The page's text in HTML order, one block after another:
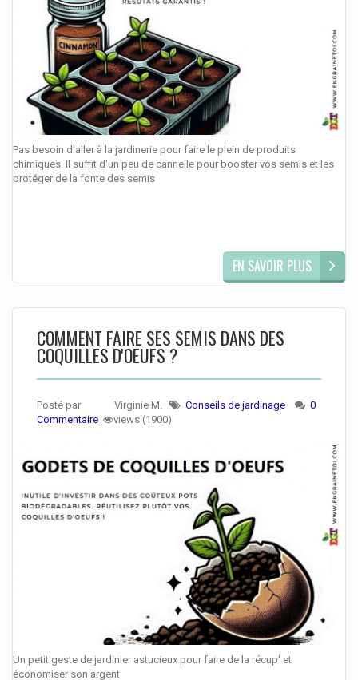
Pas besoin d'aller à la jardinerie pour faire le plein de produits
chimiques. Il suffit d'un peu de cannelle pour booster vos semis et les
protéger de la fonte des semis
EN SAVOIR PLUS
COMMENT FAIRE SES SEMIS DANS DES
COQUILLES D'OEUFS ?
Posté par Virginie M. Conseils de jardinage
0
Commentaire
views (1900)
Un petit geste de jardinier astucieux pour faire de la récup' et
économiser son argent